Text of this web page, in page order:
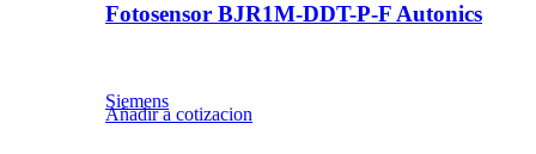
Fotosensor BJR1M-DDT-P-F Autonics
Siemens
Añadir a cotizacion